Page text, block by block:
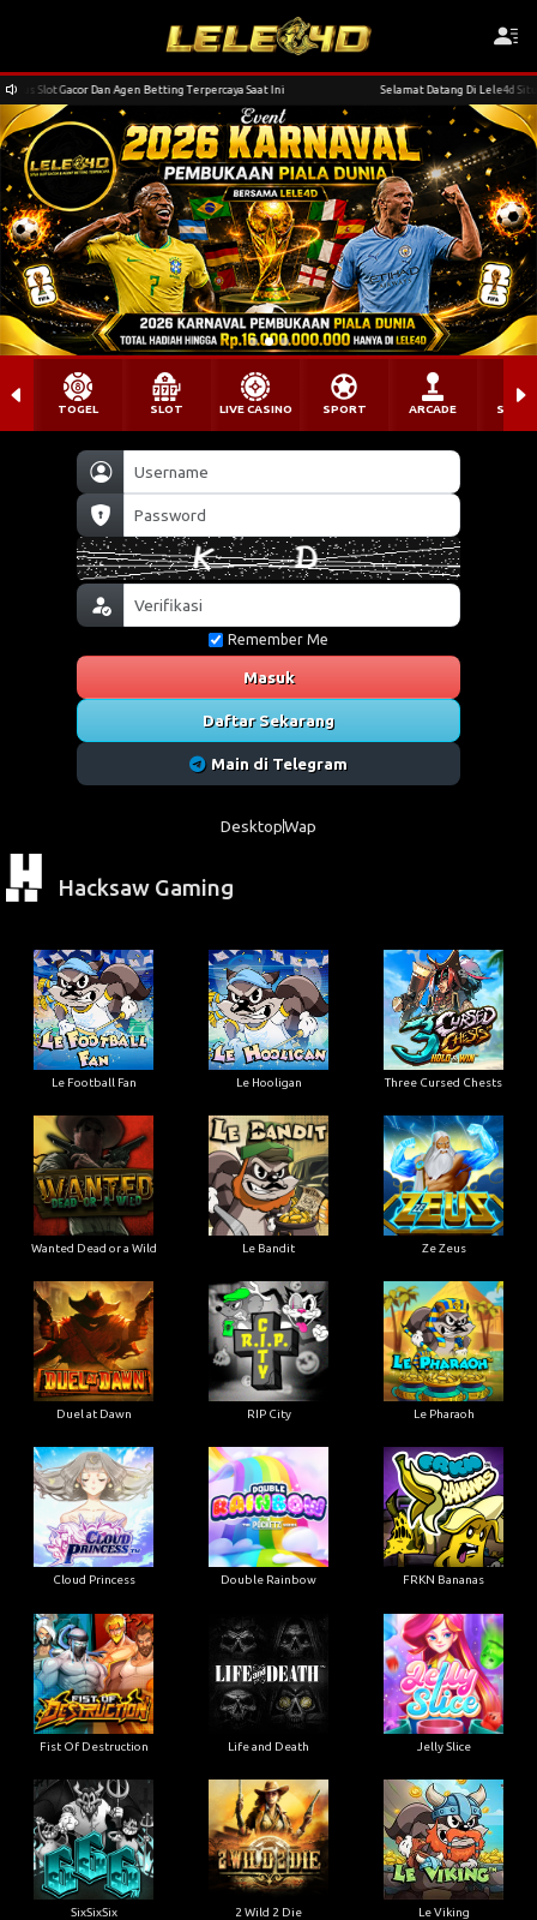
Terpercaya Saat Ini Selamat Datang Di Lele4d Situs Slot Gacor Dan Agen Betting
Remember Me
Masuk
Daftar Sekarang
Main di Telegram
TOGEL SLOT LIVE CASINO SPORT ARCADE
DesktopWap
Hacksaw Gaming
Le Football Fan Le Hooligan Three Cursed Chests
Wanted Dead or a Wild Le Bandit Ze Zeus
Duel at Dawn RIP City Le Pharaoh
Cloud Princess Double Rainbow FRKN Bananas
Fist Of Destruction Life and Death Jelly Slice
SixSixSix 2 Wild 2 Die Le Viking